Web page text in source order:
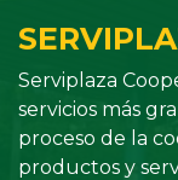
Serviplaza
servicios más
proceso de la
productos y